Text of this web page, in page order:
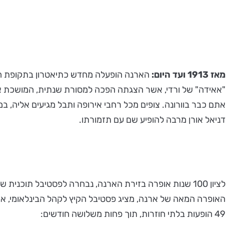
מאז 1913 ועד היום:
"אאידה" של ורדי, אשר הצגתה הפכה למסורת שנתית, המושכת
דניאל אורן מרבה להופיע שם עם תזמורתו.
49 הופעות בלתי חוזרות, תוך פחות משלושה חודשים: